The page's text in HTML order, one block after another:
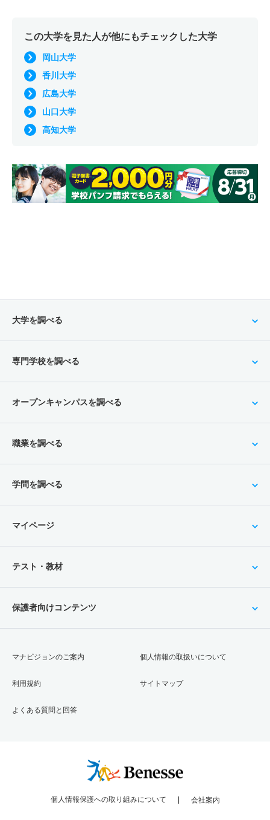
この大学を見た人が他にもチェックした大学
岡山大学
香川大学
広島大学
山口大学
高知大学
大学を調べる
専門学校を調べる
オープンキャンパスを調べる
職業を調べる
学問を調べる
マイページ
テスト・教材
保護者向けコンテンツ
マナビジョンのご案内
利用規約
よくある質問と回答
個人情報の取扱いについて
サイトマップ
個人情報保護への取り組みについて 会社案内